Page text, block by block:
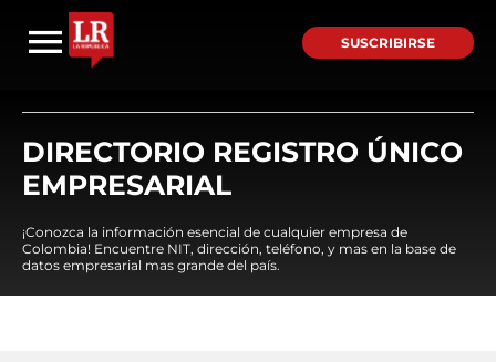
SUSCRIBIRSE
DIRECTORIO REGISTRO ÚNICO
EMPRESARIAL
¡Conozca la información esencial de cualquier empresa de
Colombia! Encuentre NIT, dirección, teléfono, y mas en la base de
datos empresarial mas grande del país.